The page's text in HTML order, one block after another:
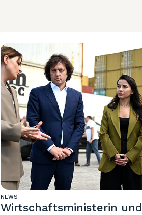
NEWS
Wirtschaftsministerin und